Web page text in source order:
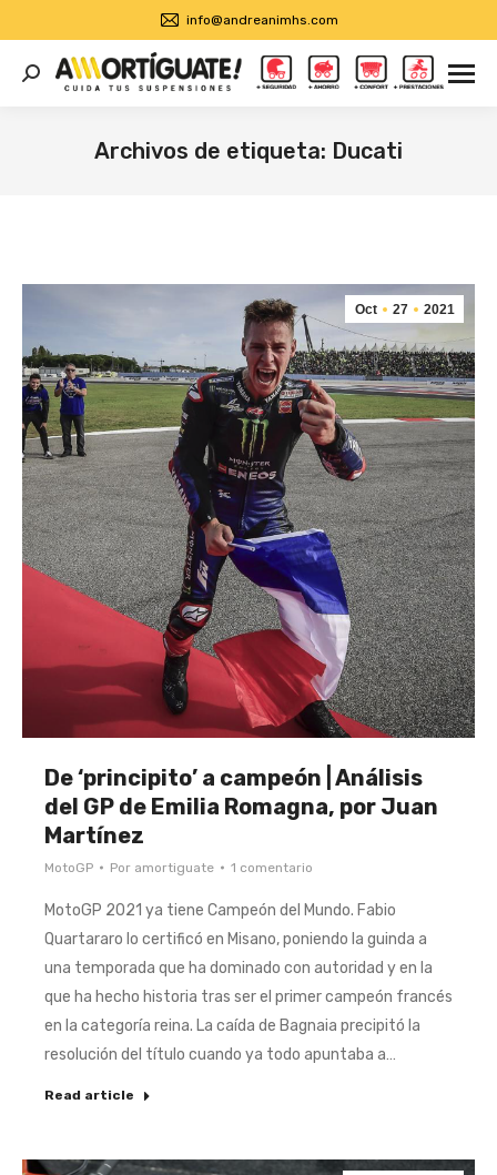
info@andreanimhs.com
Buscar:
Archivos de etiqueta: Ducati
Oct 27 2021
De ‘principito’ a campeón | Análisis
del GP de Emilia Romagna, por Juan
Martínez
MotoGP Por amortiguate 1 comentario
MotoGP 2021 ya tiene Campeón del Mundo. Fabio
Quartararo lo certificó en Misano, poniendo la guinda a
una temporada que ha dominado con autoridad y en la
que ha hecho historia tras ser el primer campeón francés
en la categoría reina. La caída de Bagnaia precipitó la
resolución del título cuando ya todo apuntaba a…
Read article